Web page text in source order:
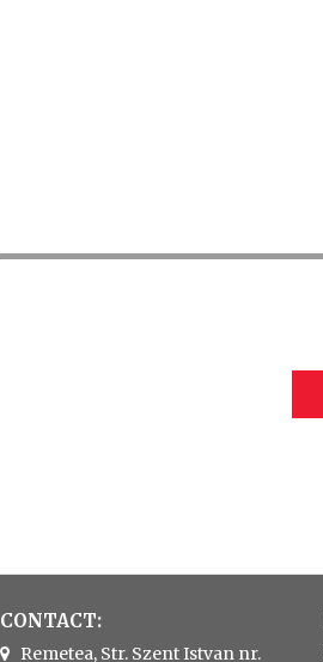
CONTACT:
Remetea, Str. Szent Istvan nr.